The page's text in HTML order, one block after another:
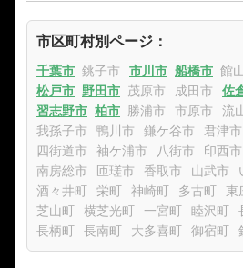
市区町村別ページ：
千葉市 銚子市 市川市 船橋市 館
松戸市 野田市 茂原市 成田市 佐
習志野市 柏市 勝浦市 市原市 流
我孫子市
鴨川市 鎌ケ谷市 君津市
四街道市
袖ケ浦市 八街市 印西市
南房総市
匝瑳市 香取市 山武市
酒々井町
栄町 神崎町 多古町 東
芝山町
横芝光町 一宮町 睦沢町
長柄町
長南町 大多喜町 御宿町